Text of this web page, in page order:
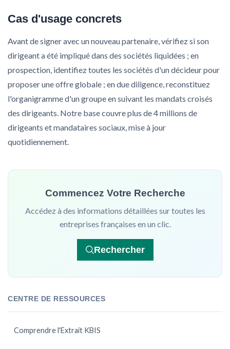
Cas d'usage concrets
Avant de signer avec un nouveau partenaire, vérifiez si son
dirigeant a été impliqué dans des sociétés liquidées ; en
prospection, identifiez toutes les sociétés d'un décideur pour
proposer une offre globale ; en due diligence, reconstituez
l'organigramme d'un groupe en suivant les mandats croisés
des dirigeants. Notre base couvre plus de 4 millions de
dirigeants et mandataires sociaux, mise à jour
quotidiennement.
Commencez Votre Recherche
Accédez à des informations détaillées sur toutes les
entreprises françaises en un clic.
Rechercher
CENTRE DE RESSOURCES
Comprendre l'Extrait KBIS